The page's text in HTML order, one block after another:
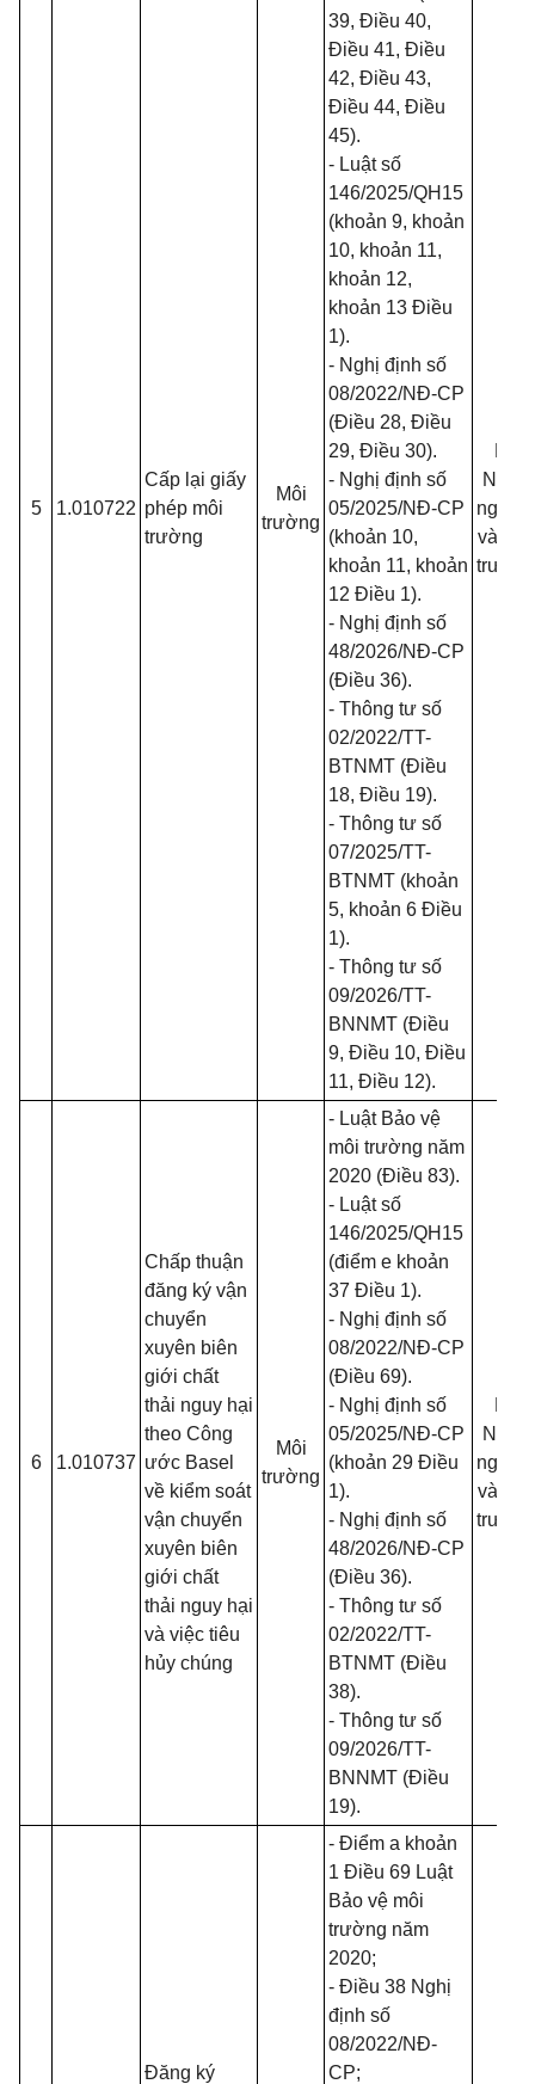
5 1.010722
Cấp lại giấy
phép môi
trường
Môi
trường
39, Điều 40,
Điều 41, Điều
42, Điều 43,
Điều 44, Điều
45).
- Luật số
146/2025/QH15
(khoản 9, khoản
10, khoản 11,
khoản 12,
khoản 13 Điều
1).
- Nghị định số
08/2022/NĐ-CP
(Điều 28, Điều
29, Điều 30).
- Nghị định số
05/2025/NĐ-CP
(khoản 10,
khoản 11, khoản
12 Điều 1).
- Nghị định số
48/2026/NĐ-CP
(Điều 36).
- Thông tư số
02/2022/TT-
BTNMT (Điều
18, Điều 19).
- Thông tư số
07/2025/TT-
BTNMT (khoản
5, khoản 6 Điều
1).
- Thông tư số
09/2026/TT-
BNNMT (Điều
9, Điều 10, Điều
11, Điều 12).
Nông
nghiệp
và Môi
trường
6 1.010737
Chấp thuận
đăng ký vận
chuyển
xuyên biên
giới chất
thải nguy hại
theo Công
ước Basel
về kiểm soát
vận chuyển
xuyên biên
giới chất
thải nguy hại
và việc tiêu
hủy chúng
Môi
trường
- Luật Bảo vệ
môi trường năm
2020 (Điều 83).
- Luật số
146/2025/QH15
(điểm e khoản
37 Điều 1).
- Nghị định số
08/2022/NĐ-CP
(Điều 69).
- Nghị định số
05/2025/NĐ-CP
(khoản 29 Điều
1).
- Nghị định số
48/2026/NĐ-CP
(Điều 36).
- Thông tư số
02/2022/TT-
BTNMT (Điều
38).
- Thông tư số
09/2026/TT-
BNNMT (Điều
19).
Nông
nghiệp
và Môi
trường
Đăng ký
- Điểm a khoản
1 Điều 69 Luật
Bảo vệ môi
trường năm
2020;
- Điều 38 Nghị
định số
08/2022/NĐ-
CP;